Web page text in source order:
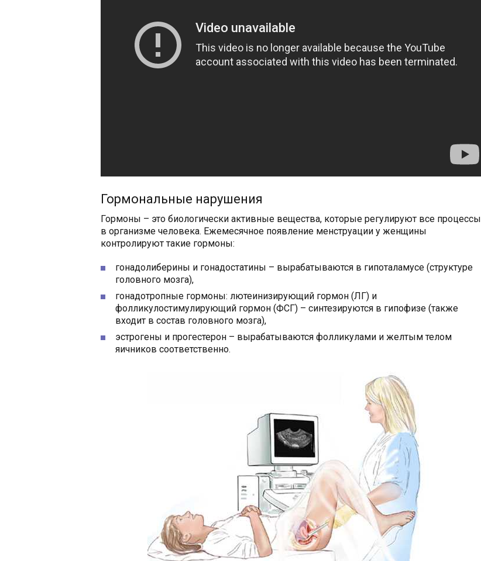
Гормональные нарушения
Гормоны – это биологически активные вещества, которые регулируют все процессы
в организме человека. Ежемесячное появление менструации у женщины
контролируют такие гормоны:
гонадолиберины и гонадостатины – вырабатываются в гипоталамусе (структуре
головного мозга),
гонадотропные гормоны: лютеинизирующий гормон (ЛГ) и
фолликулостимулирующий гормон (ФСГ) – синтезируются в гипофизе (также
входит в состав головного мозга),
эстрогены и прогестерон – вырабатываются фолликулами и желтым телом
яичников соответственно.